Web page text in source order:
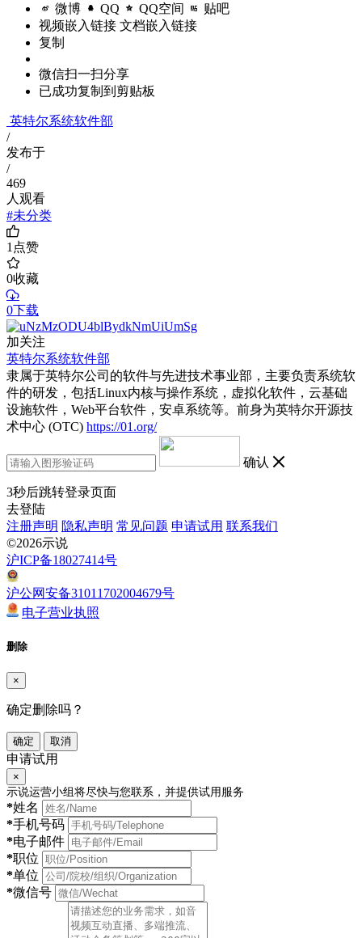
微博 QQ QQ空间 贴吧
视频嵌入链接 文档嵌入链接
复制
微信扫一扫分享
已成功复制到剪贴板
英特尔系统软件部
/
发布于
/
469
人观看
#未分类
1点赞
0收藏
0下载
加关注
英特尔系统软件部
隶属于英特尔公司的软件与先进技术事业部，主要负责系统软
件的研发，包括Linux内核与操作系统，虚拟化软件，云基础
设施软件，Web平台软件，安卓系统等。前身为英特尔开源技
术中心 (OTC) https://01.org/
确认
3秒后跳转登录页面
去登陆
注册声明 隐私声明 常见问题 申请试用 联系我们
©2026示说
沪ICP备18027414号
沪公网安备31011702004679号
电子营业执照
删除
×
确定删除吗？
确定 取消
申请试用
×
示说运营小组将尽快与您联系，并提供试用服务
*姓名
*手机号码
*电子邮件
*职位
*单位
*微信号